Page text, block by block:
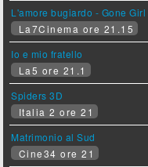
L'amore bugiardo - Gone Girl
La7Cinema ore 21.15
Io e mio fratello
La5 ore 21.1
Spiders 3D
Italia 2 ore 21
Matrimonio al Sud
Cine34 ore 21